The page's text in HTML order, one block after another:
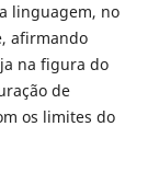
linguagem, no
afirmando
na figura do
de
os limites do